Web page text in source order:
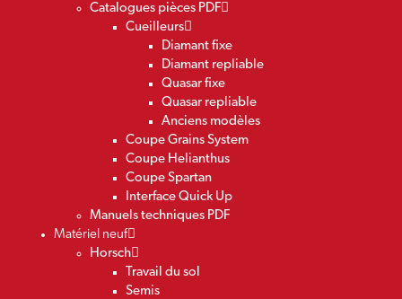
Catalogues pièces PDF
Cueilleurs
Diamant fixe
Diamant repliable
Quasar fixe
Quasar repliable
Anciens modèles
Coupe Grains System
Coupe Helianthus
Coupe Spartan
Interface Quick Up
Manuels techniques PDF
Matériel neuf
Horsch
Travail du sol
Semis